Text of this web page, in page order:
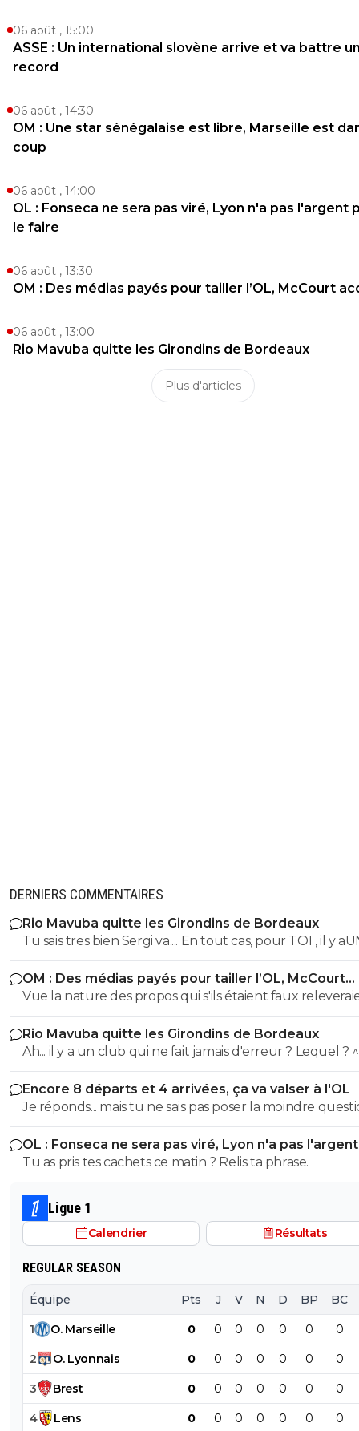
06 août , 15:00
ASSE : Un international slovène arrive et va battre
record
06 août , 14:30
OM : Une star sénégalaise est libre, Marseille est
coup
06 août , 14:00
OL : Fonseca ne sera pas viré, Lyon n'a pas l'argent
le faire
06 août , 13:30
OM : Des médias payés pour tailler l’OL, McCourt
06 août , 13:00
Rio Mavuba quitte les Girondins de Bordeaux
Plus d'articles
DERNIERS COMMENTAIRES
Rio Mavuba quitte les Girondins de Bordeaux
Tu sais tres bien Sergi va.... En tout cas, pour TOI , il y
SEUL CLUB qui est parfait... Et qui QUOI QU IL ARRIVE
sera JMAIS critiqué par toi..... Tu te rends compte que
seul a defendre mordicus le mec qui a faillit couler
mon pauvre vieux fou... tu t'en rends compte au
OM : Des médias payés pour tailler l’OL, McCourt
accusé
Vue la nature des propos qui s'ils étaient faux
la diffamation, je penses que c'est bien documenté et
Rio Mavuba quitte les Girondins de Bordeaux
Ah... il y a un club qui ne fait jamais d'erreur ? Lequel ?
Encore 8 départs et 4 arrivées, ça va valser à l'OL
Je réponds... mais tu ne sais pas poser la moindre
OL : Fonseca ne sera pas viré, Lyon n'a pas
le faire
Tu as pris tes cachets ce matin ? Relis ta phrase.
Ligue 1
Calendrier Résultats
REGULAR SEASON
Équipe Pts J V N D BP BC
1 O. Marseille 0 0 0 0 0 0 0
2 O. Lyonnais 0 0 0 0 0 0 0
3 Brest 0 0 0 0 0 0 0
4 Lens 0 0 0 0 0 0 0